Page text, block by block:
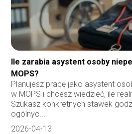
Ile zarabia asystent osoby
MOPS?
Planujesz pracę jako asystent
w MOPS i chcesz wiedzieć, ile
Szukasz konkretnych stawek
ogólnyc...
2026-04-13